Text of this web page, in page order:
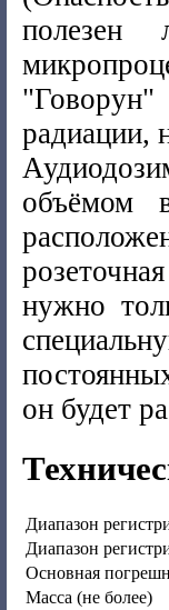
радиации,
объёмом
нужно
он будет
Диапазон
Диапазон
Основная
Масса (не более)